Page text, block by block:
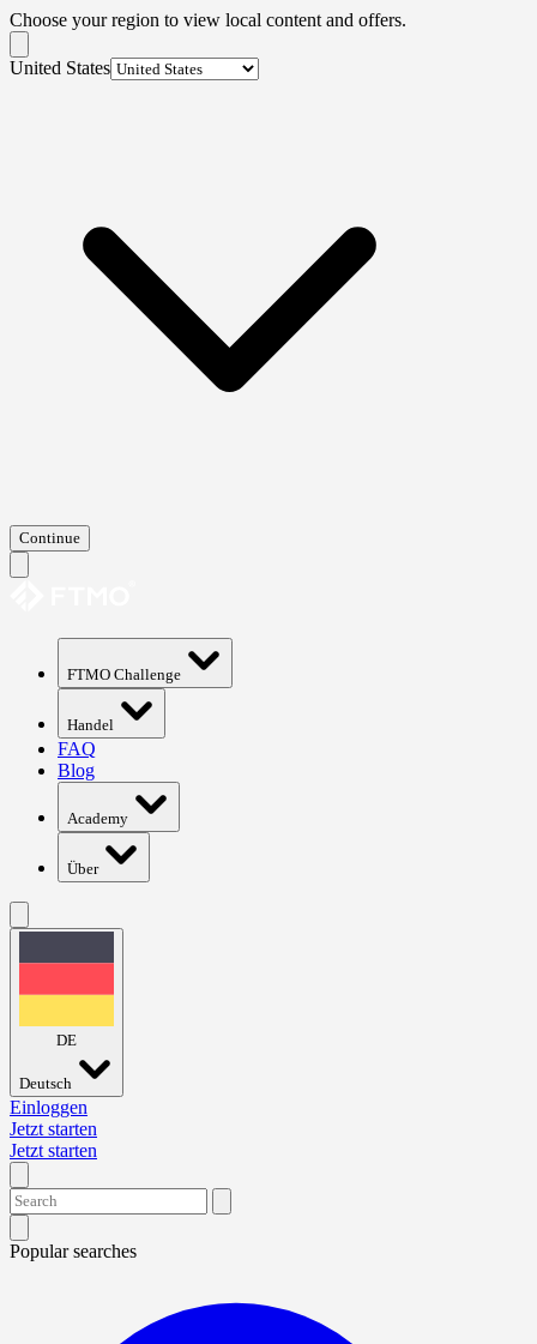
Choose your region to view local content and offers.
United States
Continue
FTMO Challenge
Handel
FAQ
Blog
Academy
Über
DE
Deutsch
Einloggen
Jetzt starten
Jetzt starten
Popular searches